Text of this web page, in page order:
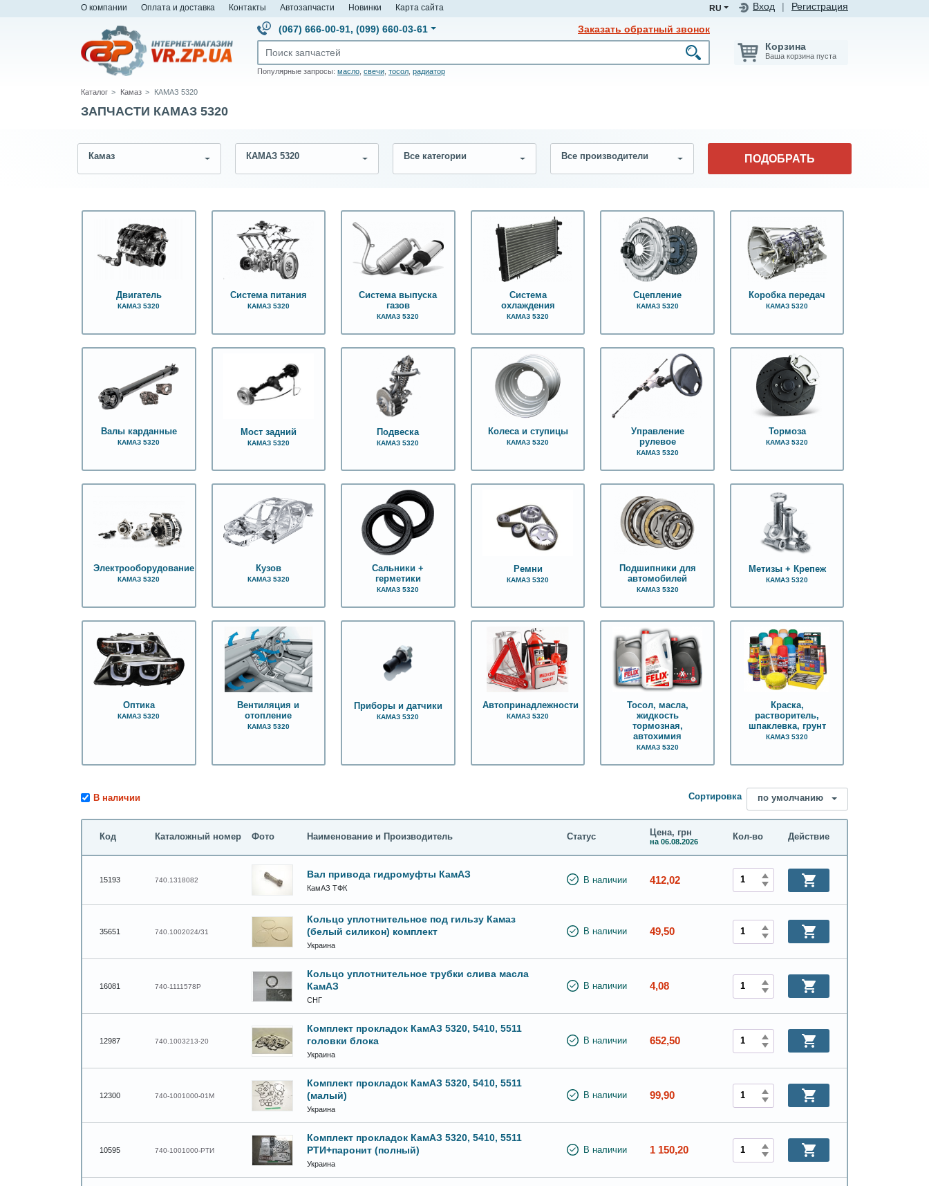
О компании Оплата и доставка Контакты Автозапчасти Новинки Карта сайта Вход Регистрация
RU
(067) 666-00-91, (099) 660-03-61 Заказать обратный звонок
Популярные запросы: масло свечи тосол радиатор
Корзина
Ваша корзина пуста
Каталог Камаз КАМАЗ 5320
ЗАПЧАСТИ КАМАЗ 5320
Камаз КАМАЗ 5320 Все категории Все производители ПОДОБРАТЬ
Двигатель
КАМАЗ 5320
Система питания
КАМАЗ 5320
Система выпуска
газов
КАМАЗ 5320
Система
охлаждения
КАМАЗ 5320
Сцепление
КАМАЗ 5320
Коробка передач
КАМАЗ 5320
Валы карданные
КАМАЗ 5320
Мост задний
КАМАЗ 5320
Подвеска
КАМАЗ 5320
Колеса и ступицы
КАМАЗ 5320
Управление
рулевое
КАМАЗ 5320
Тормоза
КАМАЗ 5320
Электрооборудование
КАМАЗ 5320
Кузов
КАМАЗ 5320
Сальники +
герметики
КАМАЗ 5320
Ремни
КАМАЗ 5320
Подшипники для
автомобилей
КАМАЗ 5320
Метизы + Крепеж
КАМАЗ 5320
Оптика
КАМАЗ 5320
Вентиляция и
отопление
КАМАЗ 5320
Приборы и датчики
КАМАЗ 5320
Автопринадлежности
КАМАЗ 5320
Тосол, масла,
жидкость
тормозная,
автохимия
КАМАЗ 5320
Краска,
растворитель,
шпаклевка, грунт
КАМАЗ 5320
В наличии Сортировка по умолчанию
Код Каталожный номер Фото Наименование и Производитель Статус Цена, грн
на 06.08.2026 Кол-во Действие
15193 740.1318082
Вал привода гидромуфты КамАЗ
КамАЗ ТФК
В наличии 412,02
35651 740.1002024/31
Кольцо уплотнительное под гильзу Камаз
(белый силикон) комплект
Украина
В наличии 49,50
16081 740-1111578Р
Кольцо уплотнительное трубки слива масла
КамАЗ
СНГ
В наличии 4,08
12987 740.1003213-20
Комплект прокладок КамАЗ 5320, 5410, 5511
головки блока
Украина
В наличии 652,50
12300 740-1001000-01М
Комплект прокладок КамАЗ 5320, 5410, 5511
(малый)
Украина
В наличии 99,90
10595 740-1001000-РТИ
Комплект прокладок КамАЗ 5320, 5410, 5511
РТИ+паронит (полный)
Украина
В наличии 1 150,20